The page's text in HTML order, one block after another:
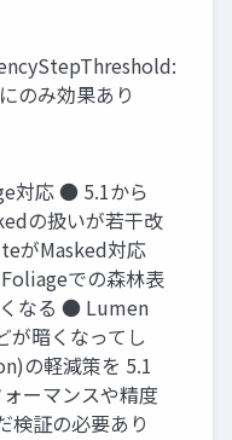
のみ効果あり
対応 ● 5.1から
の扱いが若干改
がMasked対応
での森林表
なる ● Lumen
が暗くなってし
の軽減策を 5.1
ーマンスや精度
検証の必要あり